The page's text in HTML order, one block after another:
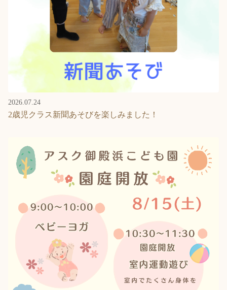
2026.07.24
2歳児クラス新聞あそびを楽しみました！